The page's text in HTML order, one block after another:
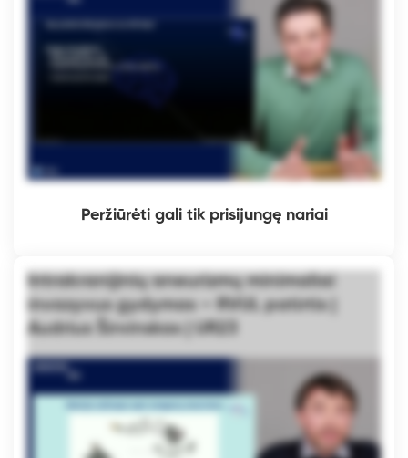
Peržiūrėti gali tik prisijungę nariai
Intrakranijinių aneurizmų minimaliai
invazyvus gydymas – RVUL patirtis |
Audrius Širvinskas | UR23